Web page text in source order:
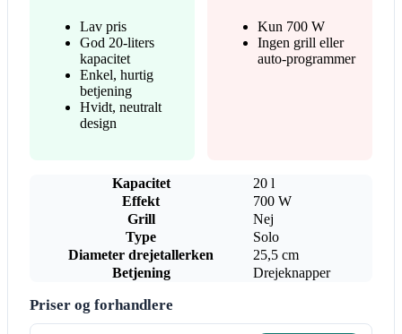
Lav pris
God 20-liters
kapacitet
Enkel, hurtig
betjening
Hvidt, neutralt
design
Kun 700 W
Ingen grill eller
auto-programmer
Kapacitet
20 l
Effekt
700 W
Grill
Nej
Type
Solo
Diameter drejetallerken
25,5 cm
Betjening
Drejeknapper
Priser og forhandlere